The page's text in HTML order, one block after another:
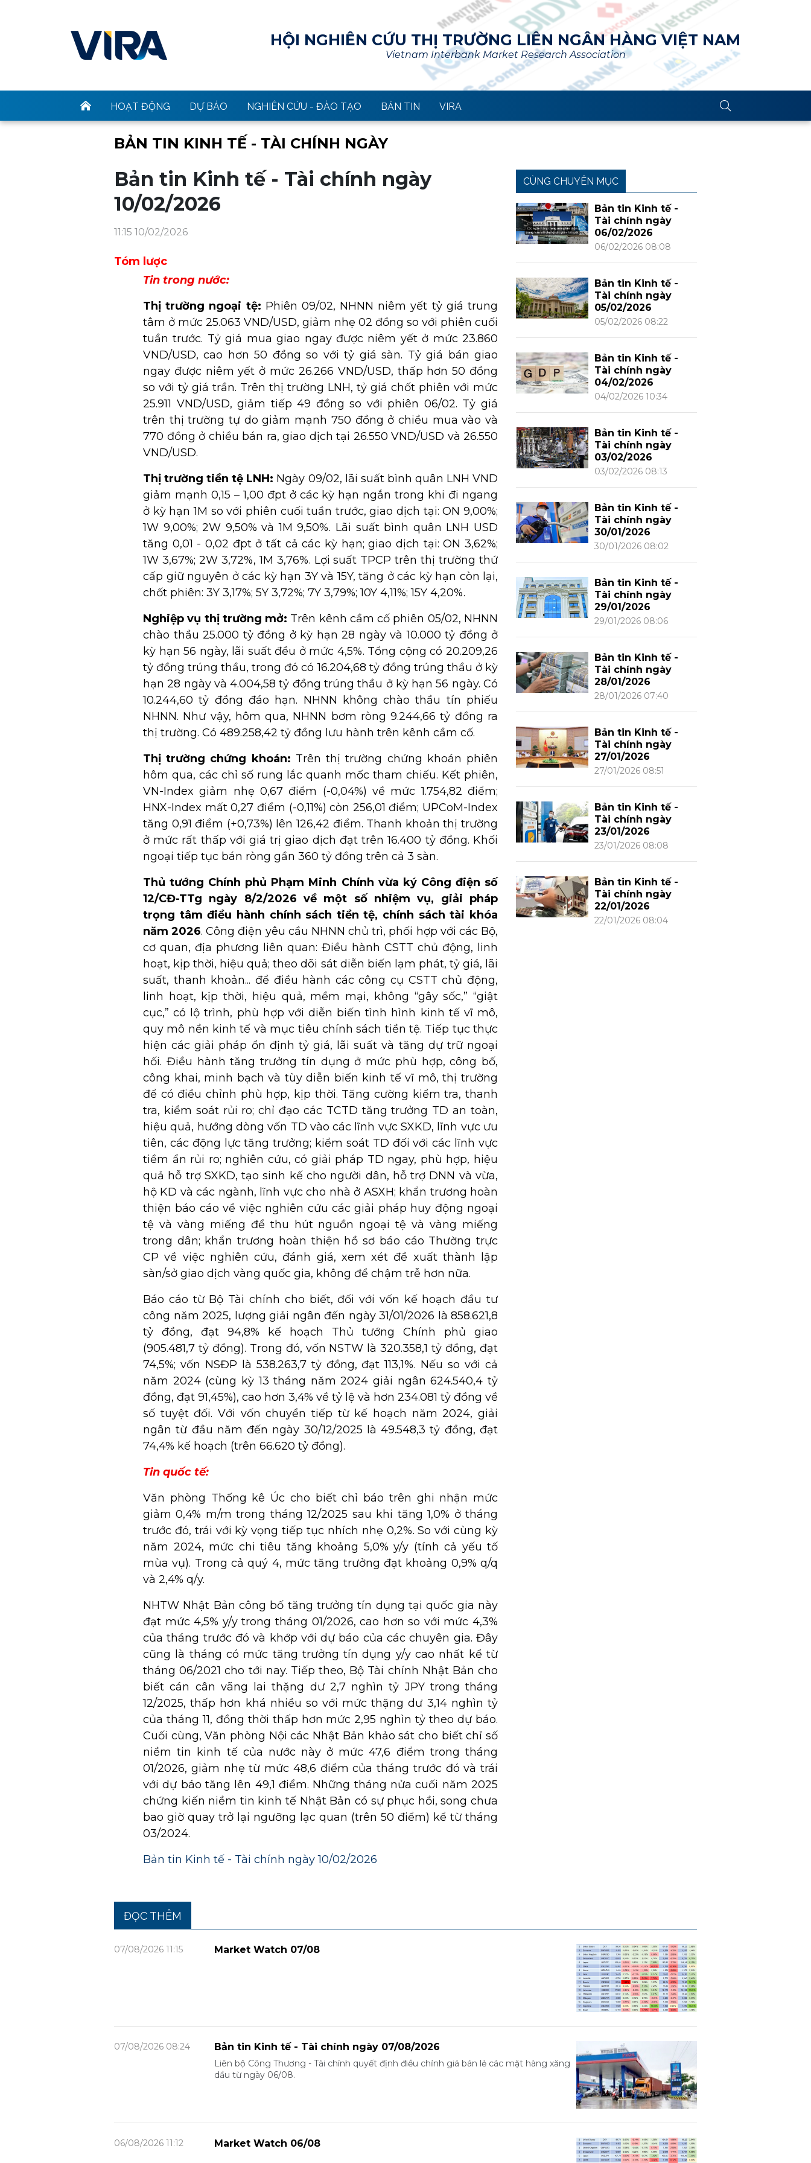
HỘI NGHIÊN CỨU THỊ TRƯỜNG LIÊN NGÂN HÀNG VIỆT NAM
Vietnam Interbank Market Research Association
HOẠT ĐỘNG DỰ BÁO NGHIÊN CỨU - ĐÀO TẠO BẢN TIN VIRA
BẢN TIN KINH TẾ - TÀI CHÍNH NGÀY
Bản tin Kinh tế - Tài chính ngày
10/02/2026
11:15 10/02/2026
Tóm lược
Tin trong nước:
Thị trường ngoại tệ: Phiên 09/02, NHNN niêm yết tỷ giá trung
tâm ở mức 25.063 VND/USD, giảm nhẹ 02 đồng so với phiên cuối
tuần trước. Tỷ giá mua giao ngay được niêm yết ở mức 23.860
VND/USD, cao hơn 50 đồng so với tỷ giá sàn. Tỷ giá bán giao
ngay được niêm yết ở mức 26.266 VND/USD, thấp hơn 50 đồng
so với tỷ giá trần. Trên thị trường LNH, tỷ giá chốt phiên với mức
25.911 VND/USD, giảm tiếp 49 đồng so với phiên 06/02. Tỷ giá
trên thị trường tự do giảm mạnh 750 đồng ở chiều mua vào và
770 đồng ở chiều bán ra, giao dịch tại 26.550 VND/USD và 26.550
VND/USD.
Thị trường tiền tệ LNH: Ngày 09/02, lãi suất bình quân LNH VND
giảm mạnh 0,15 – 1,00 đpt ở các kỳ hạn ngắn trong khi đi ngang
ở kỳ hạn 1M so với phiên cuối tuần trước, giao dịch tại: ON 9,00%;
1W 9,00%; 2W 9,50% và 1M 9,50%. Lãi suất bình quân LNH USD
tăng 0,01 - 0,02 đpt ở tất cả các kỳ hạn; giao dịch tại: ON 3,62%;
1W 3,67%; 2W 3,72%, 1M 3,76%. Lợi suất TPCP trên thị trường thứ
cấp giữ nguyên ở các kỳ hạn 3Y và 15Y, tăng ở các kỳ hạn còn lại,
chốt phiên: 3Y 3,17%; 5Y 3,72%; 7Y 3,79%; 10Y 4,11%; 15Y 4,20%.
Nghiệp vụ thị trường mở: Trên kênh cầm cố phiên 05/02, NHNN
chào thầu 25.000 tỷ đồng ở kỳ hạn 28 ngày và 10.000 tỷ đồng ở
kỳ hạn 56 ngày, lãi suất đều ở mức 4,5%. Tổng cộng có 20.209,26
tỷ đồng trúng thầu, trong đó có 16.204,68 tỷ đồng trúng thầu ở kỳ
hạn 28 ngày và 4.004,58 tỷ đồng trúng thầu ở kỳ hạn 56 ngày. Có
10.244,60 tỷ đồng đáo hạn. NHNN không chào thầu tín phiếu
NHNN. Như vậy, hôm qua, NHNN bơm ròng 9.244,66 tỷ đồng ra
thị trường. Có 489.258,42 tỷ đồng lưu hành trên kênh cầm cố.
Thị trường chứng khoán: Trên thị trường chứng khoán phiên
hôm qua, các chỉ số rung lắc quanh mốc tham chiếu. Kết phiên,
VN-Index giảm nhẹ 0,67 điểm (-0,04%) về mức 1.754,82 điểm;
HNX-Index mất 0,27 điểm (-0,11%) còn 256,01 điểm; UPCoM-Index
tăng 0,91 điểm (+0,73%) lên 126,42 điểm. Thanh khoản thị trường
ở mức rất thấp với giá trị giao dịch đạt trên 16.400 tỷ đồng. Khối
ngoại tiếp tục bán ròng gần 360 tỷ đồng trên cả 3 sàn.
Thủ tướng Chính phủ Phạm Minh Chính vừa ký Công điện số
12/CĐ-TTg ngày 8/2/2026 về một số nhiệm vụ, giải pháp
trọng tâm điều hành chính sách tiền tệ, chính sách tài khóa
năm 2026. Công điện yêu cầu NHNN chủ trì, phối hợp với các Bộ,
cơ quan, địa phương liên quan: Điều hành CSTT chủ động, linh
hoạt, kịp thời, hiệu quả; theo dõi sát diễn biến lạm phát, tỷ giá, lãi
suất, thanh khoản... để điều hành các công cụ CSTT chủ động,
linh hoạt, kịp thời, hiệu quả, mềm mại, không “gây sốc,” “giật
cục,” có lộ trình, phù hợp với diễn biến tình hình kinh tế vĩ mô,
quy mô nền kinh tế và mục tiêu chính sách tiền tệ. Tiếp tục thực
hiện các giải pháp ổn định tỷ giá, lãi suất và tăng dự trữ ngoại
hối. Điều hành tăng trưởng tín dụng ở mức phù hợp, công bố,
công khai, minh bạch và tùy diễn biến kinh tế vĩ mô, thị trường
để có điều chỉnh phù hợp, kịp thời. Tăng cường kiểm tra, thanh
tra, kiểm soát rủi ro; chỉ đạo các TCTD tăng trưởng TD an toàn,
hiệu quả, hướng dòng vốn TD vào các lĩnh vực SXKD, lĩnh vực ưu
tiên, các động lực tăng trưởng; kiểm soát TD đối với các lĩnh vực
tiềm ẩn rủi ro; nghiên cứu, có giải pháp TD ngay, phù hợp, hiệu
quả hỗ trợ SXKD, tạo sinh kế cho người dân, hỗ trợ DNN và vừa,
hộ KD và các ngành, lĩnh vực cho nhà ở ASXH; khẩn trương hoàn
thiện báo cáo về việc nghiên cứu các giải pháp huy động ngoại
tệ và vàng miếng để thu hút nguồn ngoại tệ và vàng miếng
trong dân; khẩn trương hoàn thiện hồ sơ báo cáo Thường trực
CP về việc nghiên cứu, đánh giá, xem xét đề xuất thành lập
sàn/sở giao dịch vàng quốc gia, không để chậm trễ hơn nữa.
Báo cáo từ Bộ Tài chính cho biết, đối với vốn kế hoạch đầu tư
công năm 2025, lượng giải ngân đến ngày 31/01/2026 là 858.621,8
tỷ đồng, đạt 94,8% kế hoạch Thủ tướng Chính phủ giao
(905.481,7 tỷ đồng). Trong đó, vốn NSTW là 320.358,1 tỷ đồng, đạt
74,5%; vốn NSĐP là 538.263,7 tỷ đồng, đạt 113,1%. Nếu so với cả
năm 2024 (cùng kỳ 13 tháng năm 2024 giải ngân 624.540,4 tỷ
đồng, đạt 91,45%), cao hơn 3,4% về tỷ lệ và hơn 234.081 tỷ đồng về
số tuyệt đối. Với vốn chuyển tiếp từ kế hoạch năm 2024, giải
ngân từ đầu năm đến ngày 30/12/2025 là 49.548,3 tỷ đồng, đạt
74,4% kế hoạch (trên 66.620 tỷ đồng).
Tin quốc tế:
Văn phòng Thống kê Úc cho biết chỉ báo trên ghi nhận mức
giảm 0,4% m/m trong tháng 12/2025 sau khi tăng 1,0% ở tháng
trước đó, trái với kỳ vọng tiếp tục nhích nhẹ 0,2%. So với cùng kỳ
năm 2024, mức chi tiêu tăng khoảng 5,0% y/y (tính cả yếu tố
mùa vụ). Trong cả quý 4, mức tăng trưởng đạt khoảng 0,9% q/q
và 2,4% q/y.
NHTW Nhật Bản công bố tăng trưởng tín dụng tại quốc gia này
đạt mức 4,5% y/y trong tháng 01/2026, cao hơn so với mức 4,3%
của tháng trước đó và khớp với dự báo của các chuyên gia. Đây
cũng là tháng có mức tăng trưởng tín dụng y/y cao nhất kể từ
tháng 06/2021 cho tới nay. Tiếp theo, Bộ Tài chính Nhật Bản cho
biết cán cân vãng lai thặng dư 2,7 nghìn tỷ JPY trong tháng
12/2025, thấp hơn khá nhiều so với mức thặng dư 3,14 nghìn tỷ
của tháng 11, đồng thời thấp hơn mức 2,95 nghìn tỷ theo dự báo.
Cuối cùng, Văn phòng Nội các Nhật Bản khảo sát cho biết chỉ số
niềm tin kinh tế của nước này ở mức 47,6 điểm trong tháng
01/2026, giảm nhẹ từ mức 48,6 điểm của tháng trước đó và trái
với dự báo tăng lên 49,1 điểm. Những tháng nửa cuối năm 2025
chứng kiến niềm tin kinh tế Nhật Bản có sự phục hồi, song chưa
bao giờ quay trở lại ngưỡng lạc quan (trên 50 điểm) kể từ tháng
03/2024.
Bản tin Kinh tế - Tài chính ngày 10/02/2026
CÙNG CHUYÊN MỤC
Bản tin Kinh tế -
Tài chính ngày
06/02/2026
06/02/2026 08:08
Bản tin Kinh tế -
Tài chính ngày
05/02/2026
05/02/2026 08:22
Bản tin Kinh tế -
Tài chính ngày
04/02/2026
04/02/2026 10:34
Bản tin Kinh tế -
Tài chính ngày
03/02/2026
03/02/2026 08:13
Bản tin Kinh tế -
Tài chính ngày
30/01/2026
30/01/2026 08:02
Bản tin Kinh tế -
Tài chính ngày
29/01/2026
29/01/2026 08:06
Bản tin Kinh tế -
Tài chính ngày
28/01/2026
28/01/2026 07:40
Bản tin Kinh tế -
Tài chính ngày
27/01/2026
27/01/2026 08:51
Bản tin Kinh tế -
Tài chính ngày
23/01/2026
23/01/2026 08:08
Bản tin Kinh tế -
Tài chính ngày
22/01/2026
22/01/2026 08:04
ĐỌC THÊM
Market Watch 07/08
07/08/2026 11:15
Bản tin Kinh tế - Tài chính ngày 07/08/2026
Liên bộ Công Thương - Tài chính quyết định điều chỉnh giá bán lẻ các mặt hàng xăng
dầu từ ngày 06/08.
07/08/2026 08:24
Market Watch 06/08
06/08/2026 11:12